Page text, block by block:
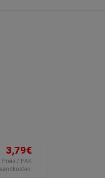
3,79€
Preis / PAK